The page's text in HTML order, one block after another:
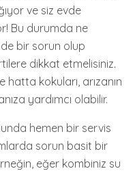
ve siz evde
Bu durumda ne
bir sorun olup
dikkat etmelisiniz.
kokuları, arızanın
yardımcı olabilir.
hemen bir servis
sorun basit bir
eğer kombiniz su